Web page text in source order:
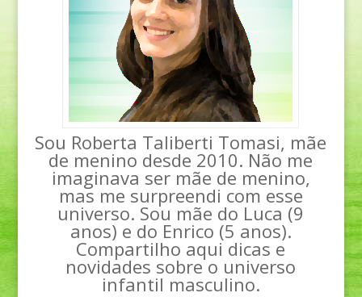
Sou Roberta Taliberti Tomasi, mãe
de menino desde 2010. Não me
imaginava ser mãe de menino,
mas me surpreendi com esse
universo. Sou mãe do Luca (9
anos) e do Enrico (5 anos).
Compartilho aqui dicas e
novidades sobre o universo
infantil masculino.